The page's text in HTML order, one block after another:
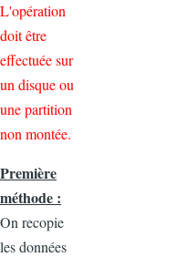
L'opération
doit être
effectuée sur
un disque ou
une partition
non montée.
Première
méthode :
On recopie
les données